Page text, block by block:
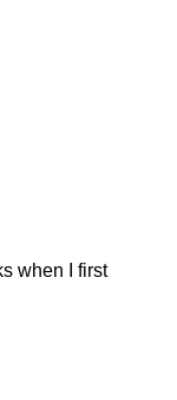
when I first